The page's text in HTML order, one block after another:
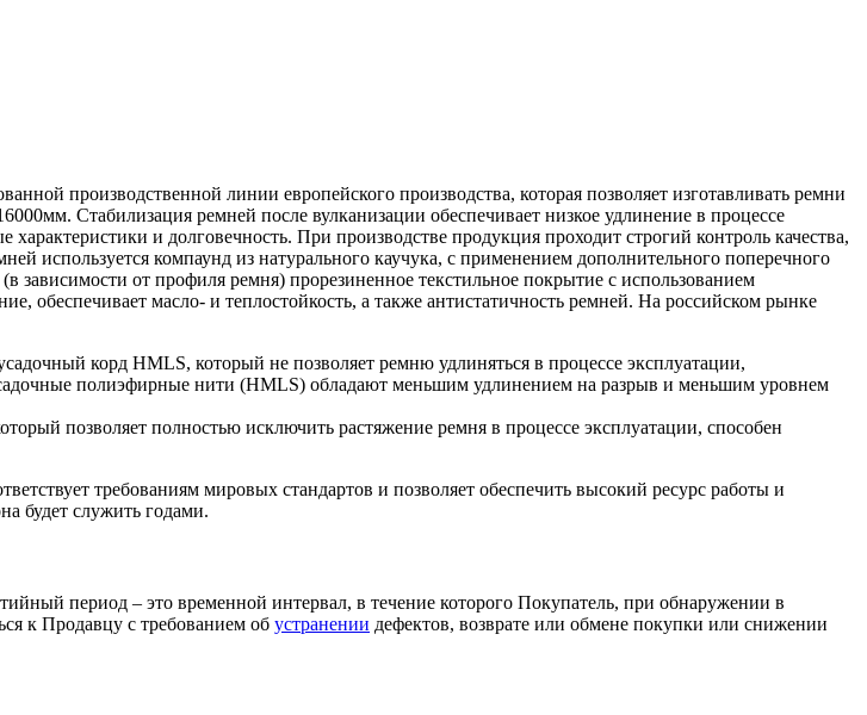
производственной линии европейского производства, которая позволяет изготавливать ремни
Стабилизация ремней после вулканизации обеспечивает низкое удлинение в процессе
и долговечность. При производстве продукция проходит строгий контроль качества,
используется компаунд из натурального каучука, с применением дополнительного поперечного
от профиля ремня) прорезиненное текстильное покрытие с использованием
обеспечивает масло- и теплостойкость, а также антистатичность ремней. На российском рынке
корд HMLS, который не позволяет ремню удлиняться в процессе эксплуатации,
полиэфирные нити (HMLS) обладают меньшим удлинением на разрыв и меньшим уровнем
позволяет полностью исключить растяжение ремня в процессе эксплуатации, способен
требованиям мировых стандартов и позволяет обеспечить высокий ресурс работы и
будет служить годами.
период – это временной интервал, в течение которого Покупатель, при обнаружении в
к Продавцу с требованием об устранении дефектов, возврате или обмене покупки или снижении